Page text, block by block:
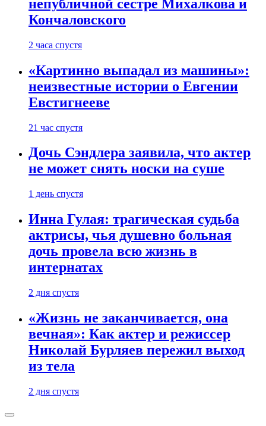
непубличной сестре Михалкова и
Кончаловского
2 часа спустя
«Картинно выпадал из машины»:
неизвестные истории о Евгении
Евстигнееве
21 час спустя
Дочь Сэндлера заявила, что актер
не может снять носки на суше
1 день спустя
Инна Гулая: трагическая судьба
актрисы, чья душевно больная
дочь провела всю жизнь в
интернатах
2 дня спустя
«Жизнь не заканчивается, она
вечная»: Как актер и режиссер
Николай Бурляев пережил выход
из тела
2 дня спустя